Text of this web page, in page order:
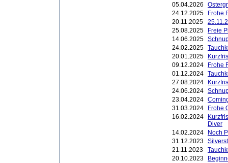
05.04.2026
24.12.2025
Frohe
20.11.2025
25.08.2025
Freie
14.06.2025
24.02.2025
20.01.2025
09.12.2024
Frohe
01.12.2024
27.08.2024
24.06.2024
23.04.2024
31.03.2024
Frohe
16.02.2024
Diver
14.02.2024
Noch
31.12.2023
21.11.2023
20.10.2023